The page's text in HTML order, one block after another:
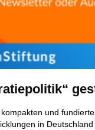
und
in